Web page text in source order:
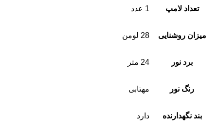
تعداد لامپ 1 عدد
میزان روشنایی 28 لومن
برد نور 24 متر
رنگ نور مهتابی
بند نگهدارنده دارد